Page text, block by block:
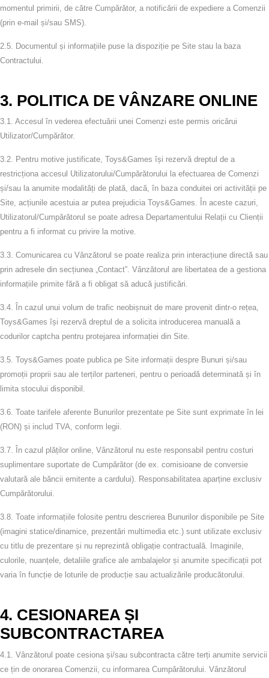
momentul primirii, de către Cumpărător, a notificării de expediere a Comenzii
(prin e‑mail și/sau SMS).
2.5.
Documentul și informațiile puse la dispoziție pe Site stau la baza
Contractului.
3. POLITICA DE VÂNZARE ONLINE
3.1. Accesul în vederea efectuării unei Comenzi este permis oricărui
Utilizator/Cumpărător.
3.2. Pentru motive justificate, Toys&Games își rezervă dreptul de a
restricționa accesul Utilizatorului/Cumpărătorului la efectuarea de Comenzi
și/sau la anumite modalități de plată, dacă, în baza conduitei ori activității pe
Site, acțiunile acestuia ar putea prejudicia Toys&Games. În aceste cazuri,
Utilizatorul/Cumpărătorul se poate adresa Departamentului Relații cu Clienții
pentru a fi informat cu privire la motive.
3.3. Comunicarea cu Vânzătorul se poate realiza prin interacțiune directă sau
prin adresele din secțiunea „Contact”. Vânzătorul are libertatea de a gestiona
informațiile primite fără a fi obligat să aducă justificări.
3.4. În cazul unui volum de trafic neobișnuit de mare provenit dintr-o rețea,
Toys&Games își rezervă dreptul de a solicita introducerea manuală a
codurilor captcha pentru protejarea informației din Site.
3.5. Toys&Games poate publica pe Site informații despre Bunuri și/sau
promoții proprii sau ale terților parteneri, pentru o perioadă determinată și în
limita stocului disponibil.
3.6. Toate tarifele aferente Bunurilor prezentate pe Site sunt exprimate în lei
(RON) și includ TVA, conform legii.
3.7. În cazul plăților online, Vânzătorul nu este responsabil pentru costuri
suplimentare suportate de Cumpărător (de ex. comisioane de conversie
valutară ale băncii emitente a cardului). Responsabilitatea aparține exclusiv
Cumpărătorului.
3.8. Toate informațiile folosite pentru descrierea Bunurilor disponibile pe Site
(imagini statice/dinamice, prezentări multimedia etc.) sunt utilizate exclusiv
cu titlu de prezentare și nu reprezintă obligație contractuală.
Imaginile,
culorile, nuanțele, detaliile grafice ale ambalajelor și anumite specificații pot
varia în funcție de loturile de producție sau actualizările producătorului.
4. CESIONAREA ȘI
SUBCONTRACTAREA
4.1.
Vânzătorul poate cesiona și/sau subcontracta către terți anumite servicii
ce țin de onorarea Comenzii, cu informarea Cumpărătorului. Vânzătorul